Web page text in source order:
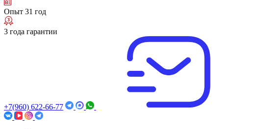
Опыт 31 год
3 года гарантии
+7(960) 622-66-77